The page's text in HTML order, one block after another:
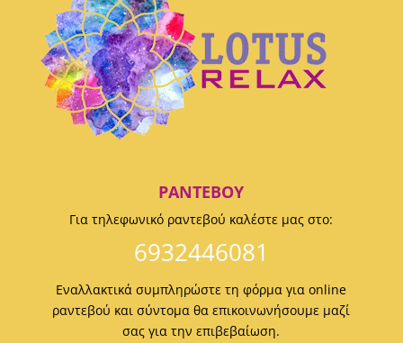
ΡΑΝΤΕΒΟΎ
Για τηλεφωνικό ραντεβού καλέστε μας στο:
6932446081
Εναλλακτικά συμπληρώστε τη φόρμα για online
ραντεβού και σύντομα θα επικοινωνήσουμε μαζί
σας για την επιβεβαίωση.